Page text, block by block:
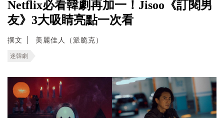
Netflix必看韓劇再加一！Jisoo《訂閱男
友》3大吸睛亮點一次看
撰文 美麗佳人（派脆克）
迷韓劇